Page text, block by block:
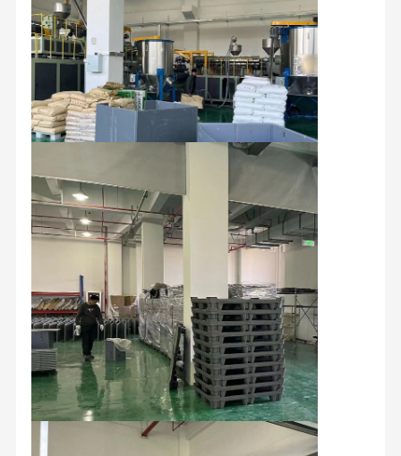
lámina de plástico corrugado
hoja hueco del polipropileno
Hojas de polipropileno de panal de miel
Contenedores de plástico ondulado
Caja de plástico de envío
Caja plegable de plástico
Caja de divisores de plástico
Tablero de plástico a medida
Cajas de plástico reutilizables